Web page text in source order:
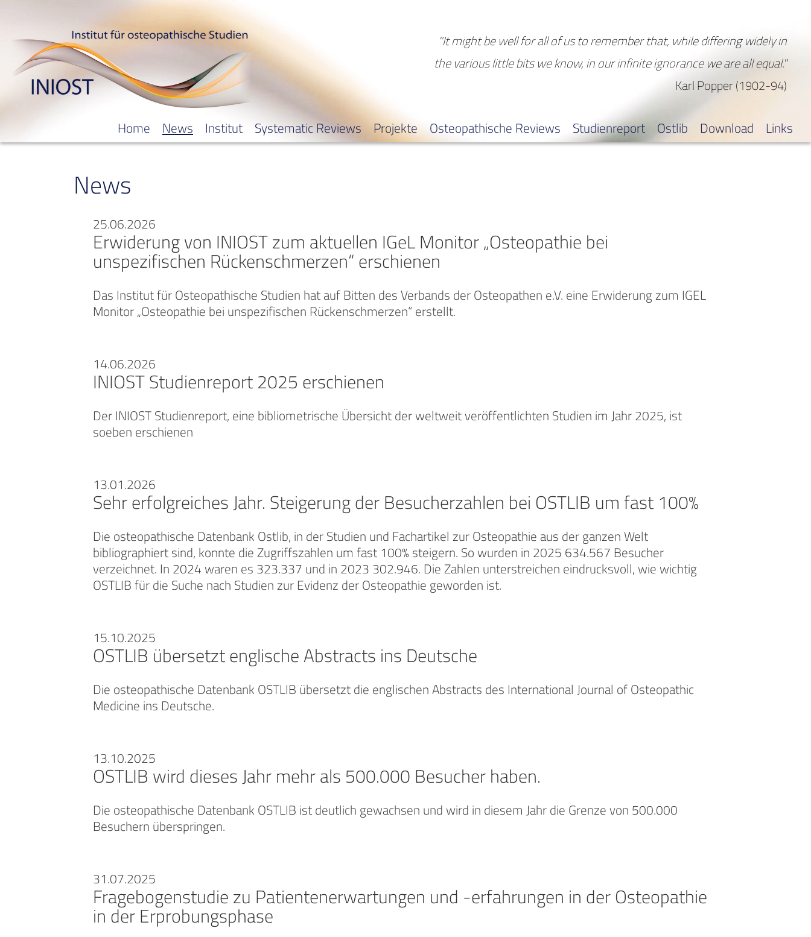
"It might be well for all of us to remember that, while differing widely in
the various little bits we know, in our infinite ignorance we are all equal."
Karl Popper (1902-94)
Links
Download
Ostlib
Studienreport
Osteopathische Reviews
Projekte
Systematic Reviews
Institut
News
Home
News
25.06.2026
Erwiderung von INIOST zum aktuellen IGeL Monitor „Osteopathie bei
unspezifischen Rückenschmerzen“ erschienen
Das Institut für Osteopathische Studien hat auf Bitten des Verbands der Osteopathen e.V. eine Erwiderung zum IGEL
Monitor „Osteopathie bei unspezifischen Rückenschmerzen“ erstellt.
14.06.2026
INIOST Studienreport 2025 erschienen
Der INIOST Studienreport, eine bibliometrische Übersicht der weltweit veröffentlichten Studien im Jahr 2025, ist
soeben erschienen
13.01.2026
Sehr erfolgreiches Jahr. Steigerung der Besucherzahlen bei OSTLIB um fast 100%
Die osteopathische Datenbank Ostlib, in der Studien und Fachartikel zur Osteopathie aus der ganzen Welt
bibliographiert sind, konnte die Zugriffszahlen um fast 100% steigern. So wurden in 2025 634.567 Besucher
verzeichnet. In 2024 waren es 323.337 und in 2023 302.946. Die Zahlen unterstreichen eindrucksvoll, wie wichtig
OSTLIB für die Suche nach Studien zur Evidenz der Osteopathie geworden ist.
15.10.2025
OSTLIB übersetzt englische Abstracts ins Deutsche
Die osteopathische Datenbank OSTLIB übersetzt die englischen Abstracts des International Journal of Osteopathic
Medicine ins Deutsche.
13.10.2025
OSTLIB wird dieses Jahr mehr als 500.000 Besucher haben.
Die osteopathische Datenbank OSTLIB ist deutlich gewachsen und wird in diesem Jahr die Grenze von 500.000
Besuchern überspringen.
31.07.2025
Fragebogenstudie zu Patientenerwartungen und -erfahrungen in der Osteopathie
in der Erprobungsphase